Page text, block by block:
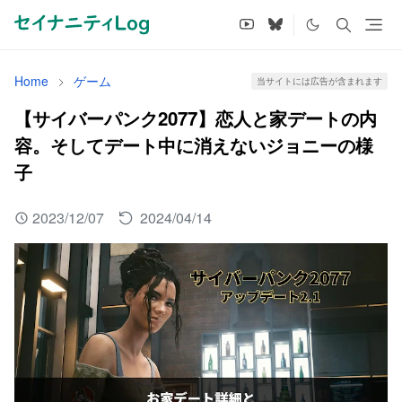
Home ゲーム 当サイトには広告が含まれます
【サイバーパンク2077】恋人と家デートの内
容。そしてデート中に消えないジョニーの様
子
2023/12/07 2024/04/14